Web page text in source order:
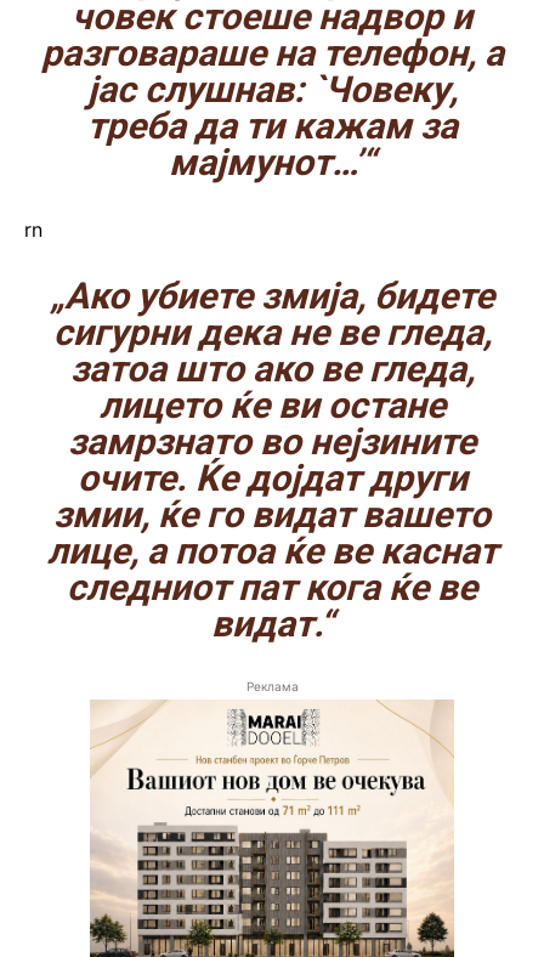
човек стоеше надвор и
разговараше на телефон, а
јас слушнав: `Човеку,
треба да ти кажам за
мајмунот…’“
rn
„Ако убиете змија, бидете
сигурни дека не ве гледа,
затоа што ако ве гледа,
лицето ќе ви остане
замрзнато во нејзините
очите. Ќе дојдат други
змии, ќе го видат вашето
лице, а потоа ќе ве каснат
следниот пат кога ќе ве
видат.“
Реклама